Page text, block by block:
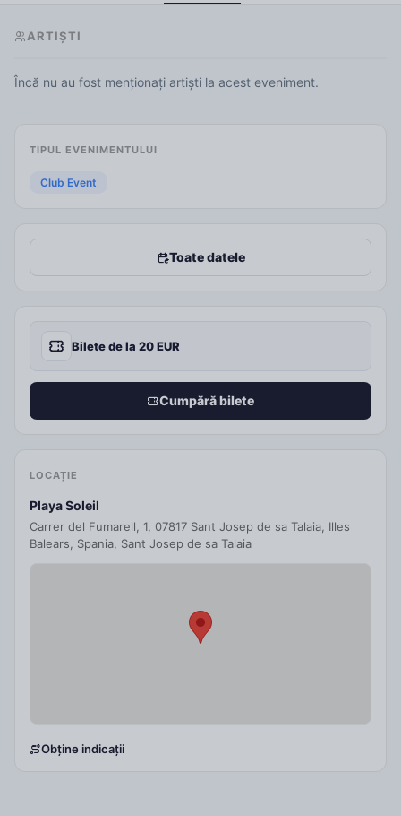
TIPUL EVENIMENTULUI
Club Event
Toate datele
Bilete de la 20 EUR
Cumpără bilete
LOCAȚIE
Playa Soleil
Carrer del Fumarell, 1, 07817 Sant Josep de sa Talaia, Illes
Balears, Spania, Sant Josep de sa Talaia
Obține indicații
ARTIȘTI
Încă nu au fost menționați artiști la acest eveniment.